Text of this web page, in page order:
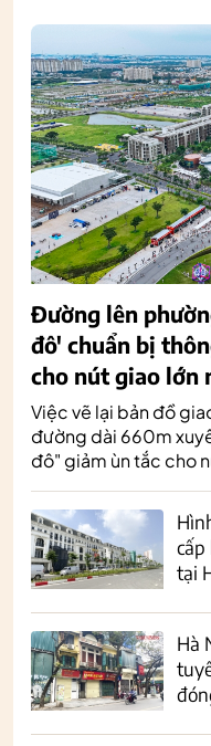
Đường lên
đô' chuẩn bị
cho nút giao lớn
Việc vẽ lại bản đồ
đường dài 660m
đô" giảm ùn tắc cho
tại
Hà